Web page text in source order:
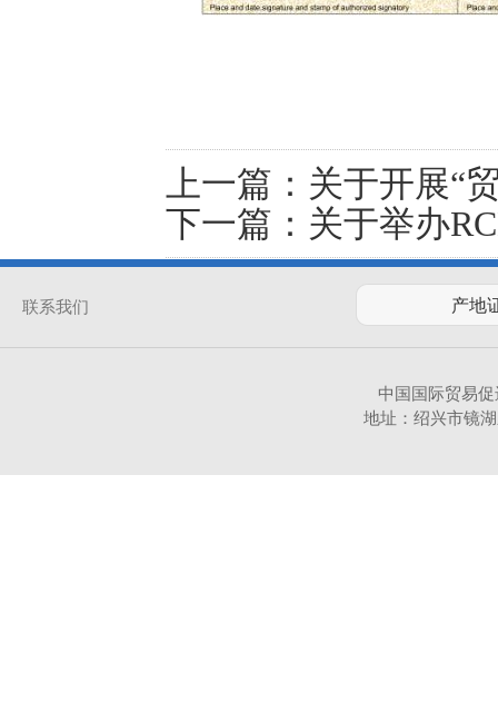
上一篇： 关于开展“
下一篇： 关于举办
联系我们
中国国际贸易
地址：绍兴市镜